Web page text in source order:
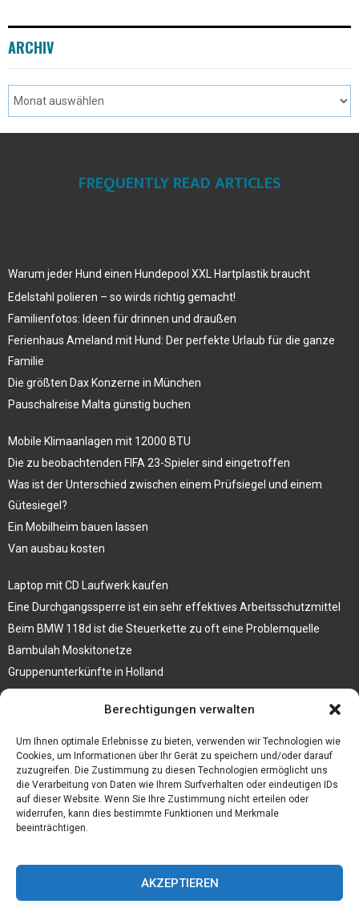
Berechtigungen verwalten
Um Ihnen optimale Erlebnisse zu bieten, verwenden wir Technologien wie
Cookies, um Informationen über Ihr Gerät zu speichern und/oder darauf
zuzugreifen. Die Zustimmung zu diesen Technologien ermöglicht uns
die Verarbeitung von Daten wie Ihrem Surfverhalten oder eindeutigen IDs
auf dieser Website. Wenn Sie Ihre Zustimmung nicht erteilen oder
widerrufen, kann dies bestimmte Funktionen und Merkmale
beeinträchtigen.
AKZEPTIEREN
ARCHIV
FREQUENTLY READ ARTICLES
Warum jeder Hund einen Hundepool XXL Hartplastik braucht
Edelstahl polieren – so wirds richtig gemacht!
Familienfotos: Ideen für drinnen und draußen
Ferienhaus Ameland mit Hund: Der perfekte Urlaub für die ganze
Familie
Die größten Dax Konzerne in München
Pauschalreise Malta günstig buchen
Mobile Klimaanlagen mit 12000 BTU
Die zu beobachtenden FIFA 23-Spieler sind eingetroffen
Was ist der Unterschied zwischen einem Prüfsiegel und einem
Gütesiegel?
Ein Mobilheim bauen lassen
Van ausbau kosten
Laptop mit CD Laufwerk kaufen
Eine Durchgangssperre ist ein sehr effektives Arbeitsschutzmittel
Beim BMW 118d ist die Steuerkette zu oft eine Problemquelle
Bambulah Moskitonetze
Gruppenunterkünfte in Holland
Jutebeutel kaufen und ihre Strapazierfähigkeit nutzen
Personalhandbuch
10 Tipps um einen guten Eindruck zu machen
Sahnemaschine